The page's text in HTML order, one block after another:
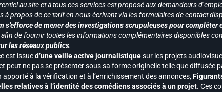
au site et à tous ces services est proposé aux demandeurs
à propos de ce tarif en nous écrivant via les formulaires de contact
s’efforce de mener des investigations scrupuleuses pour compléter
de fournir toutes les informations complémentaires disponibles
les réseaux publics.
est issued’une veille active journalistiquesur les projets
peut ne pas se présenter sous sa forme originelle telle que diffusée
apporté à la vérification et à l’enrichissement des annonces,
relatives à l’identité des comédiens associés à un projet. Ces